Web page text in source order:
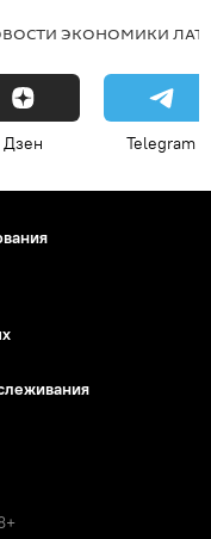
ЭКОНОМИКИ
Дзен Telegram